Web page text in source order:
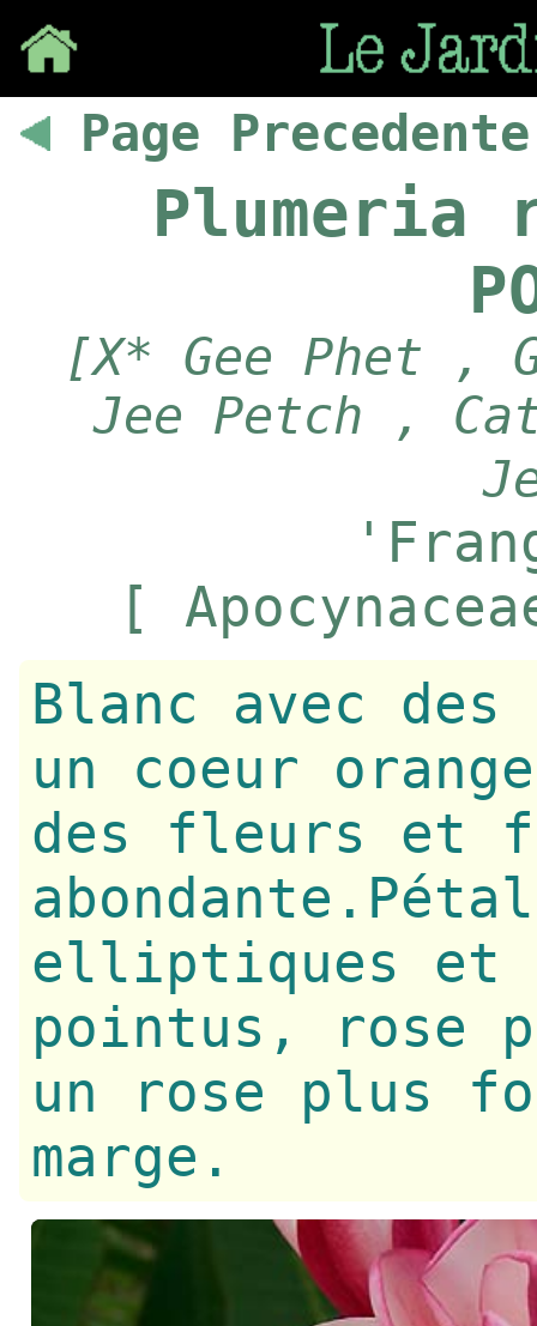
Page Precedente
Plumeria
[X* Gee Phet ,
Jee Petch ,
[
Blanc avec
un coeur
des fleurs et
elliptiques et
pointus, rose
un rose plus
marge.